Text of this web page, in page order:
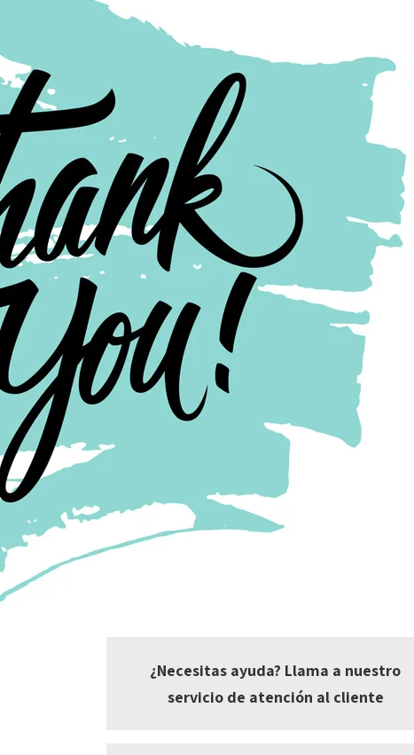
¿Necesitas ayuda? Llama a nuestro
servicio de atención al cliente